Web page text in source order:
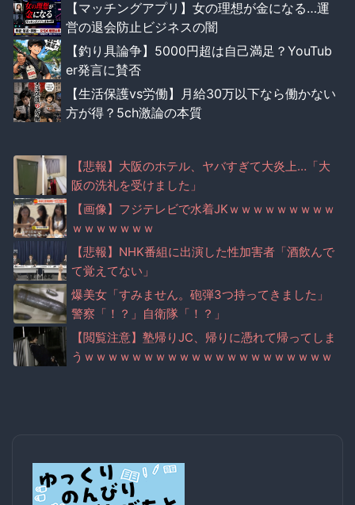
【マッチングアプリ】女の理想が金になる…運
営の退会防止ビジネスの闇
【釣り具論争】5000円超は自己満足？YouTub
er発言に賛否
【生活保護vs労働】月給30万以下なら働かない
方が得？5ch激論の本質
【悲報】大阪のホテル、ヤバすぎて大炎上…「大
阪の洗礼を受けました」
【画像】フジテレビで水着JKｗｗｗｗｗｗｗｗｗ
ｗｗｗｗｗｗｗ
【悲報】NHK番組に出演した性加害者「酒飲んで
て覚えてない」
爆美女「すみません。砲弾3つ持ってきました」
警察「！？」自衛隊「！？」
【閲覧注意】塾帰りJC、帰りに憑れて帰ってしま
うｗｗｗｗｗｗｗｗｗｗｗｗｗｗｗｗｗｗｗｗｗ